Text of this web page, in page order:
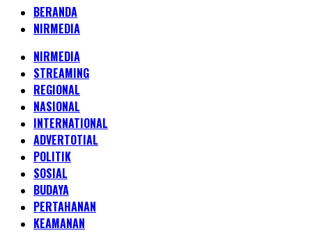
BERANDA
NIRMEDIA
NIRMEDIA
STREAMING
REGIONAL
NASIONAL
INTERNATIONAL
ADVERTOTIAL
POLITIK
SOSIAL
BUDAYA
PERTAHANAN
KEAMANAN